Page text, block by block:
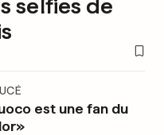
selfies de
est une fan du